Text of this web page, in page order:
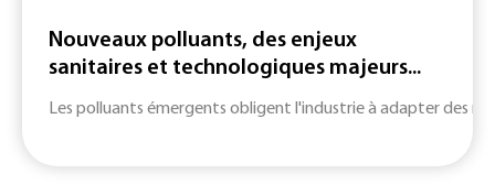
Nouveaux polluants, des enjeux
sanitaires et technologiques majeurs...
Les polluants émergents obligent l'industrie à adapter des